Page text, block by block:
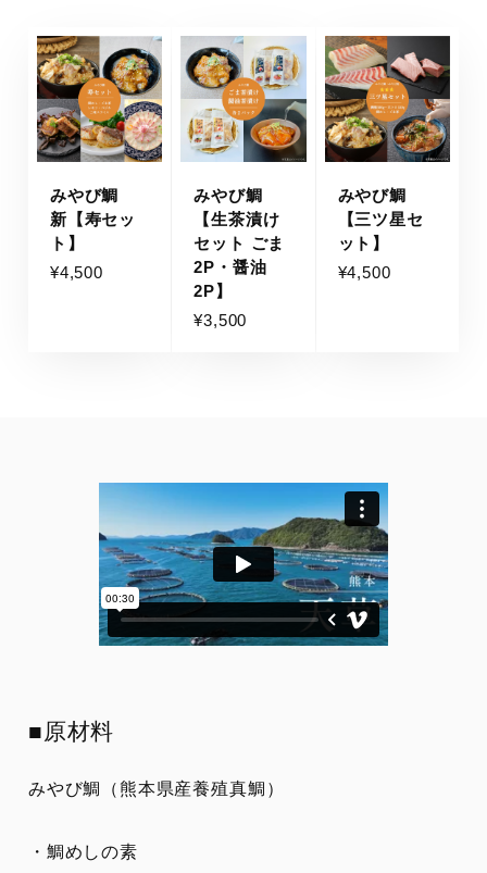
みやび鯛
新【寿セッ
ト】
¥4,500
みやび鯛
【生茶漬け
セット ごま
2P・醤油
2P】
¥3,500
みやび鯛
【三ツ星セ
ット】
¥4,500
■原材料
みやび鯛（熊本県産養殖真鯛）
・鯛めしの素